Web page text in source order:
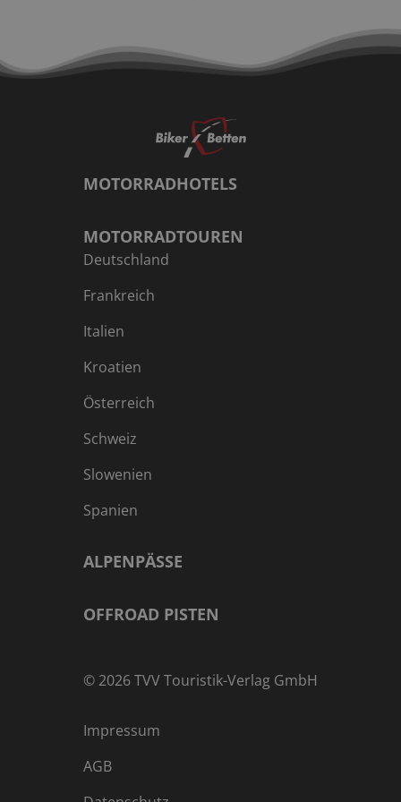
MOTORRADHOTELS
MOTORRADTOUREN
Deutschland
Frankreich
Italien
Kroatien
Österreich
Schweiz
Slowenien
Spanien
ALPENPÄSSE
OFFROAD PISTEN
© 2026TVV Touristik-Verlag GmbH
Impressum
AGB